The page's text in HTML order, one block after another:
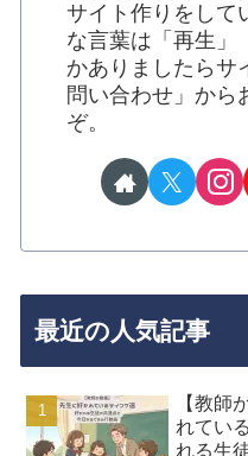
サイト作りをして
な言葉は「再生」
かありましたらサ
問い合わせ」から
ぞ。
最近の人気記事
【教師
れてい
れる生